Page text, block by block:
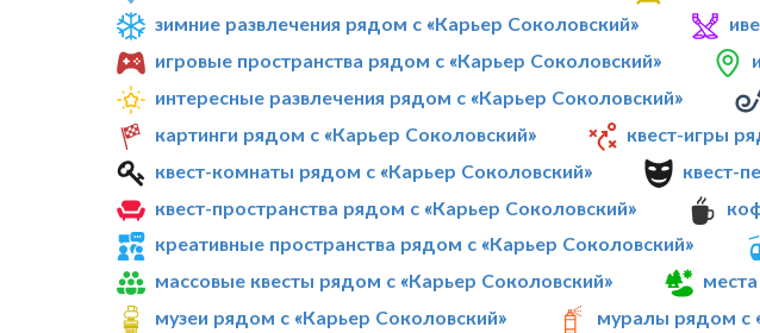
зимние развлечения рядом с «Карьер Соколовский»
игровые пространства рядом с «Карьер Соколовский»
интересные развлечения рядом с «Карьер Соколовский»
картинги рядом с «Карьер Соколовский»
квест-игры
квест-комнаты рядом с «Карьер Соколовский»
квест-
квест-пространства рядом с «Карьер Соколовский»
креативные пространства рядом с «Карьер Соколовский»
массовые квесты рядом с «Карьер Соколовский»
музеи рядом с «Карьер Соколовский»
муралы рядом с